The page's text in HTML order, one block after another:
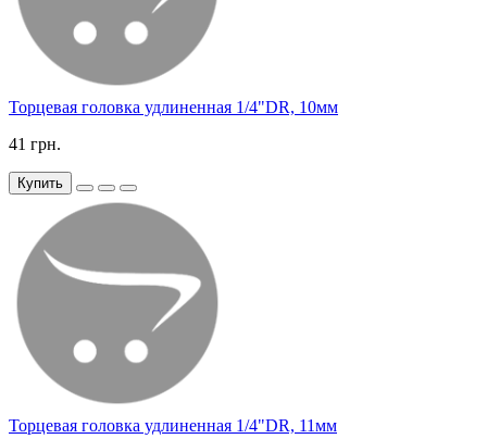
Торцевая головка удлиненная 1/4"DR, 10мм
41 грн.
Купить
Торцевая головка удлиненная 1/4"DR, 11мм